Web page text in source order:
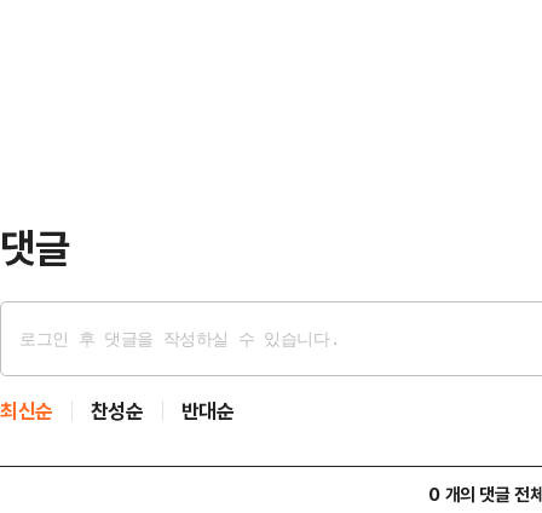
댓글
최신순 찬성순 반대순
0 개의 댓글 전